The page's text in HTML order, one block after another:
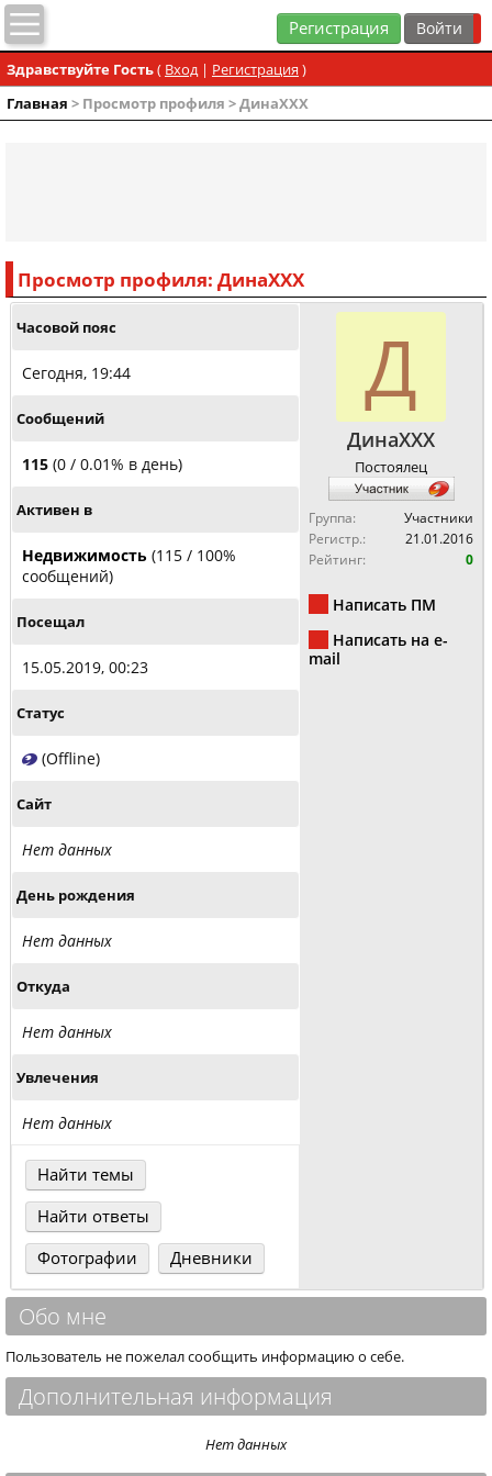
Регистрация
Здравствуйте Гость( Вход| Регистрация )
Главная > Просмотр профиля > ДинаХХХ
Просмотр профиля: ДинаХХХ
Д
ДинаХХХ
Постоялец
Группа:
Участники
Регистр.:
21.01.2016
Рейтинг:
0
Написать ПМ
Написать на e-
mail
Часовой пояс
Сегодня, 19:44
Сообщений
115 (0 / 0.01% в день)
Активен в
Недвижимость (115 / 100%
сообщений)
Посещал
15.05.2019, 00:23
Статус
(Offline)
Сайт
Нет данных
День рождения
Нет данных
Откуда
Нет данных
Увлечения
Нет данных
Найти темы
Найти ответы
Фотографии
Дневники
Обо мне
Пользователь не пожелал сообщить информацию о себе.
Дополнительная информация
Нет данных